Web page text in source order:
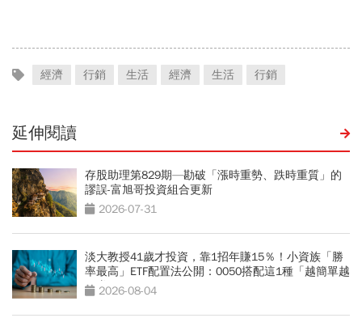
經濟 行銷 生活 經濟 生活 行銷
延伸閱讀
存股助理第829期—勘破「漲時重勢、跌時重質」的
謬誤-富旭哥投資組合更新
2026-07-31
淡大教授41歲才投資，靠1招年賺15％！小資族「勝
率最高」ETF配置法公開：0050搭配這1種「越簡單越
好賺」
2026-08-04